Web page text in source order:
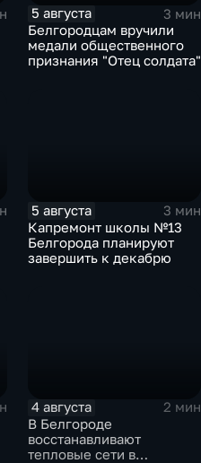
5 августа
3 мин
Белгородцам вручили
медали общественного
признания "Отец солдата"
5 августа
3 мин
Капремонт школы №13
Белгорода планируют
завершить к декабрю
4 августа
2 мин
В Белгороде
восстанавливают
тепловые сети в